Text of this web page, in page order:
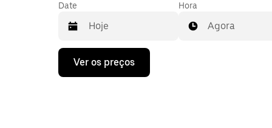
Date
Prima
tecla
Hora
Agora
Ver os preços